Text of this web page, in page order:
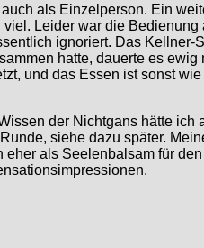
als Einzelperson. Ein
Leider war die Bedienung
ignoriert. Das Kellner-
hatte, dauerte es ewig
und das Essen ist sonst
der Nichtgans hätte ich
siehe dazu später.
als Seelenbalsam für